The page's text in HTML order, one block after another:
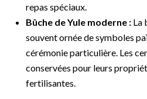
repas spéciaux.
Bûche de Yule moderne : La
souvent ornée de symboles
cérémonie particulière. Les
conservées pour leurs
fertilisantes.